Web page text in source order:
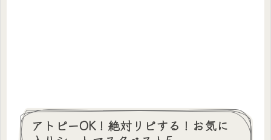
アトピーOK！絶対リピする！お気に